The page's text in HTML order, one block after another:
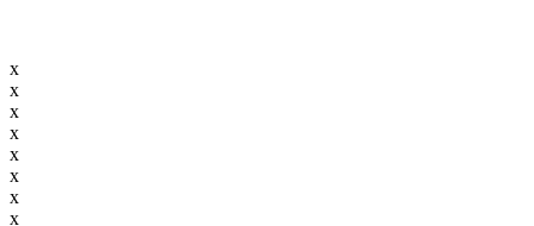
x
x
x
x
x
x
x
x